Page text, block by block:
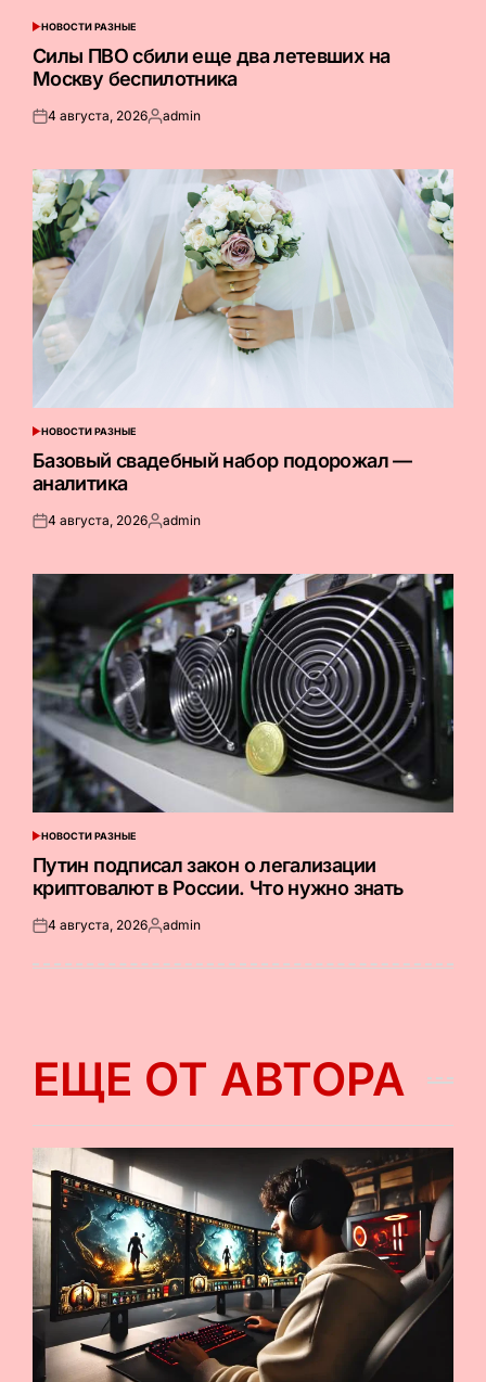
ОПУБЛИКОВАНО
В
НОВОСТИ РАЗНЫЕ
Силы ПВО сбили еще два летевших на
Москву беспилотника
Опубликовано
4 августа, 2026Запись
admin
ОПУБЛИКОВАНО
В
НОВОСТИ РАЗНЫЕ
Базовый свадебный набор подорожал —
аналитика
Опубликовано
4 августа, 2026Запись
admin
ОПУБЛИКОВАНО
В
НОВОСТИ РАЗНЫЕ
Путин подписал закон о легализации
криптовалют в России. Что нужно знать
Опубликовано
4 августа, 2026Запись
admin
ЕЩЕ ОТ АВТОРА